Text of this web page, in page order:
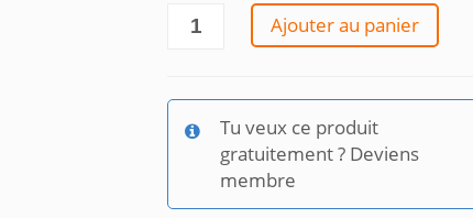
quantité
le
chemin
Ajouter au panier
Tu veux ce produit
gratuitement ? Deviens
membre